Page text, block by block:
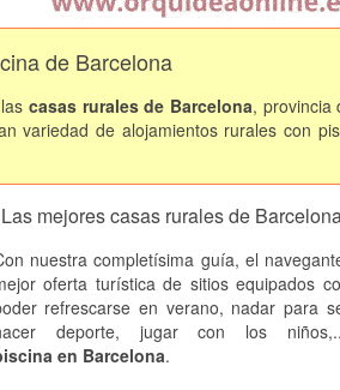
de Barcelona
casas rurales de Barcelona, provincia
variedad de alojamientos rurales con
Las mejores casas rurales de
nuestra completísima guía, el
oferta turística de sitios equipados
refrescarse en verano, nadar para
deporte, jugar con los
en Barcelona.